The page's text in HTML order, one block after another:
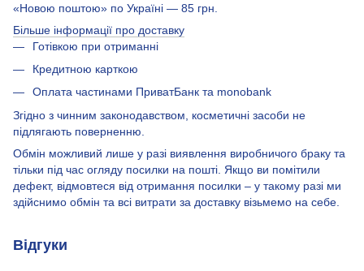
«Новою поштою» по Україні — 85 грн.
Більше інформації про доставку
Готівкою при отриманні
Кредитною карткою
Оплата частинами ПриватБанк та monobank
Згідно з чинним законодавством, косметичні засоби не
підлягають поверненню.
Обмін можливий лише у разі виявлення виробничого браку та
тільки під час огляду посилки на пошті. Якщо ви помітили
дефект, відмовтеся від отримання посилки – у такому разі ми
здійснимо обмін та всі витрати за доставку візьмемо на себе.
Відгуки